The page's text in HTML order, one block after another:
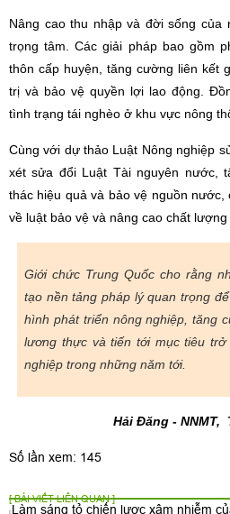
Nâng cao thu nhập và đời sống của
trọng tâm. Các giải pháp bao gồm
thôn cấp huyện, tăng cường liên kết
trị và bảo vệ quyền lợi lao động.
tình trạng tái nghèo ở khu vực nông
Cùng với dự thảo Luật Nông nghiệp
xét sửa đổi Luật Tài nguyên nước,
thác hiệu quả và bảo vệ nguồn nước,
về luật bảo vệ và nâng cao chất lượng
Giới chức Trung Quốc cho rằng
tạo nền tảng pháp lý quan trọng
hình phát triển nông nghiệp, tăng
lương thực và tiến tới mục tiêu
nghiệp trong những năm tới.
Hải Đăng - NNMT,
Số lần xem: 145
[ BÀI VIẾT LIÊN QUAN ]
Làm sáng tỏ chiến lược xâm nhiễm